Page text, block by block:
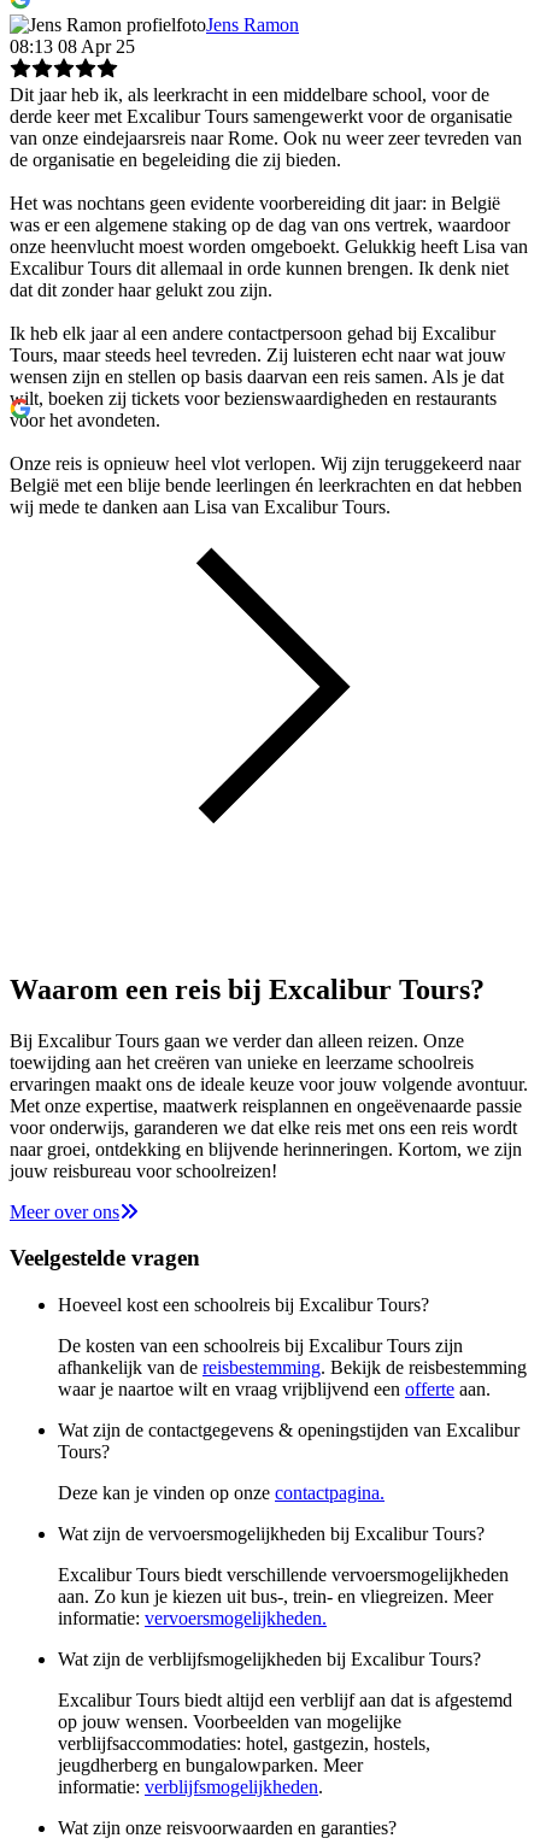
Jens Ramon
08:13 08 Apr 25
Dit jaar heb ik, als leerkracht in een middelbare school, voor de
derde keer met Excalibur Tours samengewerkt voor de organisatie
van onze eindejaarsreis naar Rome. Ook nu weer zeer tevreden van
de organisatie en begeleiding die zij bieden.
Het was nochtans geen evidente voorbereiding dit jaar: in België
was er een algemene staking op de dag van ons vertrek, waardoor
onze heenvlucht moest worden omgeboekt. Gelukkig heeft Lisa van
Excalibur Tours dit allemaal in orde kunnen brengen. Ik denk niet
dat dit zonder haar gelukt zou zijn.
Ik heb elk jaar al een andere contactpersoon gehad bij Excalibur
Tours, maar steeds heel tevreden. Zij luisteren echt naar wat jouw
wensen zijn en stellen op basis daarvan een reis samen. Als je dat
wilt, boeken zij tickets voor bezienswaardigheden en restaurants
voor het avondeten.
Onze reis is opnieuw heel vlot verlopen. Wij zijn teruggekeerd naar
België met een blije bende leerlingen én leerkrachten en dat hebben
wij mede te danken aan Lisa van Excalibur Tours.
Waarom een reis bij Excalibur Tours?
Bij Excalibur Tours gaan we verder dan alleen reizen. Onze
toewijding aan het creëren van unieke en leerzame schoolreis
ervaringen maakt ons de ideale keuze voor jouw volgende avontuur.
Met onze expertise, maatwerk reisplannen en ongeëvenaarde passie
voor onderwijs, garanderen we dat elke reis met ons een reis wordt
naar groei, ontdekking en blijvende herinneringen. Kortom, we zijn
jouw reisbureau voor schoolreizen!
Meer over ons
Veelgestelde vragen
Hoeveel kost een schoolreis bij Excalibur Tours?
De kosten van een schoolreis bij Excalibur Tours zijn
afhankelijk van de reisbestemming. Bekijk de reisbestemming
waar je naartoe wilt en vraag vrijblijvend een offerte aan.
Wat zijn de contactgegevens & openingstijden van Excalibur
Tours?
Deze kan je vinden op onze contactpagina.
Wat zijn de vervoersmogelijkheden bij Excalibur Tours?
Excalibur Tours biedt verschillende vervoersmogelijkheden
aan. Zo kun je kiezen uit bus-, trein- en vliegreizen. Meer
informatie: vervoersmogelijkheden.
Wat zijn de verblijfsmogelijkheden bij Excalibur Tours?
Excalibur Tours biedt altijd een verblijf aan dat is afgestemd
op jouw wensen. Voorbeelden van mogelijke
verblijfsaccommodaties: hotel, gastgezin, hostels,
jeugdherberg en bungalowparken. Meer
informatie: verblijfsmogelijkheden.
Wat zijn onze reisvoorwaarden en garanties?